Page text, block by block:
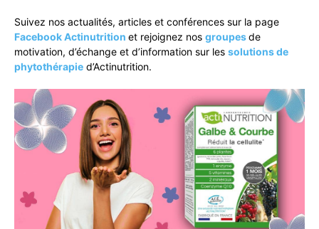
Suivez nos actualités, articles et conférences sur la page
Facebook Actinutrition et rejoignez nos groupesde
motivation, d’échange et d’information sur les solutions de
phytothérapie d’Actinutrition.